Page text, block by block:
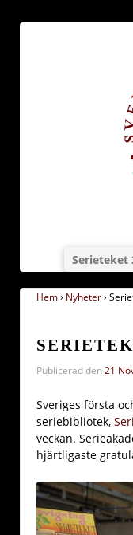
Serieteket
Hem› Nyheter›
Publicerad den21
Sveriges första
seriebibliotek,
veckan.
hjärtligaste